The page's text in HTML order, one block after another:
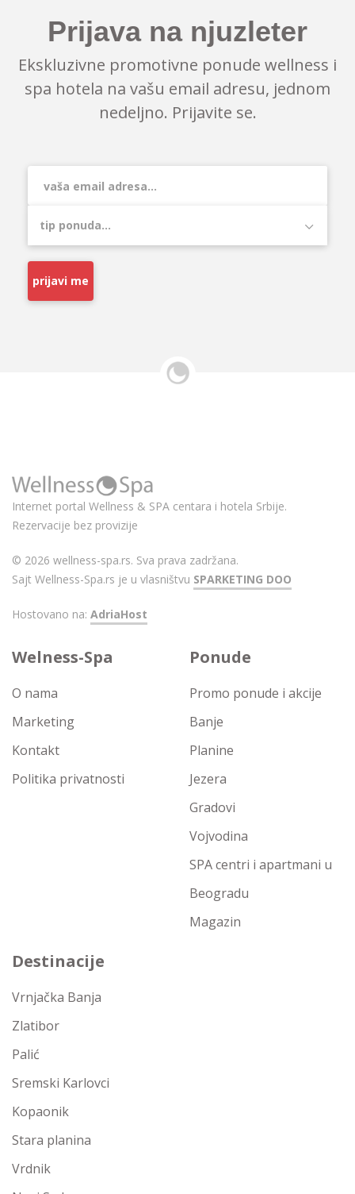
Prijava na njuzleter
Ekskluzivne promotivne ponude wellness i
spa hotela na vašu email adresu, jednom
nedeljno. Prijavite se.
prijavi me
Internet portal Wellness & SPA centara i hotela Srbije.
Rezervacije bez provizije
© 2026 wellness-spa.rs. Sva prava zadržana.
Sajt Wellness-Spa.rs je u vlasništvu SPARKETING DOO
Hostovano na: AdriaHost
Welness-Spa
O nama
Marketing
Kontakt
Politika privatnosti
Ponude
Promo ponude i akcije
Banje
Planine
Jezera
Gradovi
Vojvodina
SPA centri i apartmani u
Beogradu
Magazin
Destinacije
Vrnjačka Banja
Zlatibor
Palić
Sremski Karlovci
Kopaonik
Stara planina
Vrdnik